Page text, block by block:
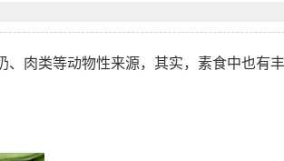
肉类等动物性来源，其实，素食中也有